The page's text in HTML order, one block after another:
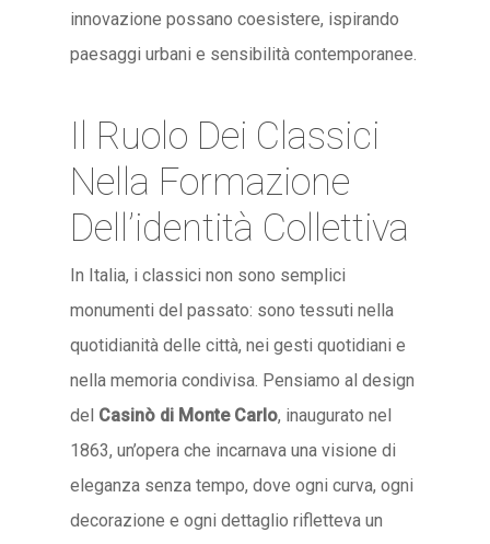
innovazione possano coesistere, ispirando
paesaggi urbani e sensibilità contemporanee.
Il Ruolo Dei Classici
Nella Formazione
Dell’identità Collettiva
In Italia, i classici non sono semplici
monumenti del passato: sono tessuti nella
quotidianità delle città, nei gesti quotidiani e
nella memoria condivisa. Pensiamo al design
del Casinò di Monte Carlo, inaugurato nel
1863, un’opera che incarnava una visione di
eleganza senza tempo, dove ogni curva, ogni
decorazione e ogni dettaglio rifletteva un